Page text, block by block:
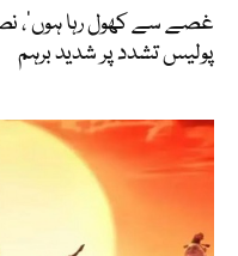
پولیس تشدد پر شدید برہم